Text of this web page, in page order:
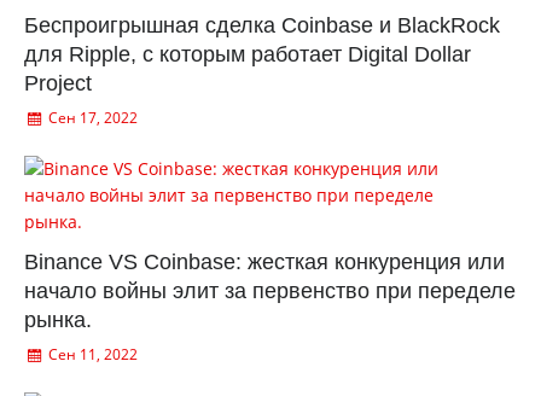
Беспроигрышная сделка Coinbase и BlackRock
для Ripple, с которым работает Digital Dollar
Project
Сен 17, 2022
Binance VS Coinbase: жесткая конкуренция или
начало войны элит за первенство при переделе
рынка.
Сен 11, 2022